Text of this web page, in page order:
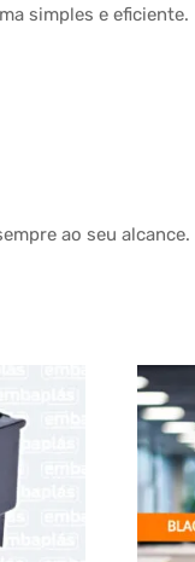
simples e eficiente.
ao seu alcance.